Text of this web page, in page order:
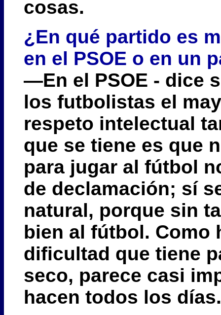
cosas.
¿En qué partido es
en el PSOE o en un
—En el PSOE - dice
los futbolistas el
respeto intelectual
que se tiene es que
para jugar al fútbol
de declamación; sí
natural, porque sin
bien al fútbol. Como
dificultad que tiene
seco, parece casi
hacen todos los días.